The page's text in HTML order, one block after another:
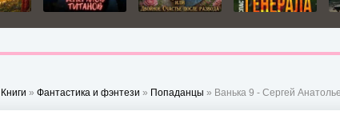
Книги » Фантастика и фэнтези » Попаданцы » Ванька 9 - Сергей